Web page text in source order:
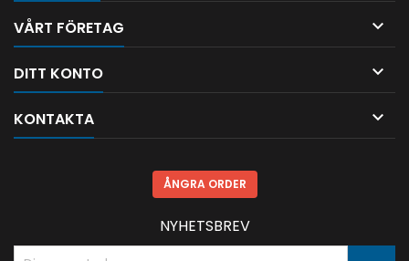
VÅRT FÖRETAG 
DITT KONTO 
KONTAKTA 
ÅNGRA ORDER
NYHETSBREV